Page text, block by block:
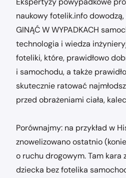
naukowy fotelik.info dowodzą,
GINĄĆ W WYPADKACH
technologia i wiedza
foteliki, które, prawidłowo
i samochodu, a także
skutecznie ratować
przed obrażeniami ciała,
Porównajmy: na przykład w
znowelizowano ostatnio
o ruchu drogowym. Tam kara
dziecka bez fotelika